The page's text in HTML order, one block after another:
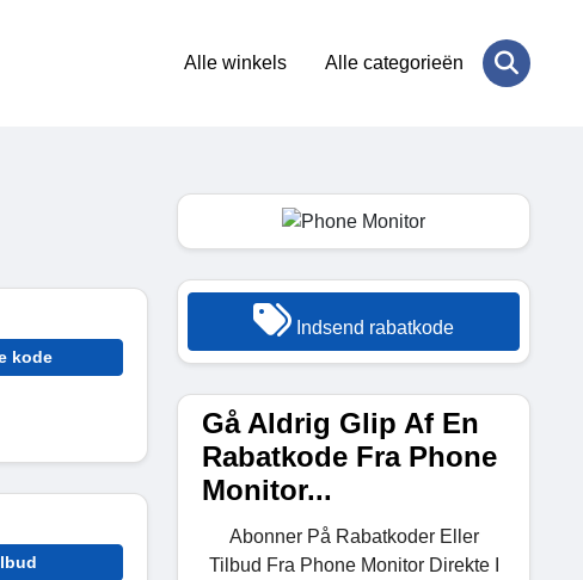
Alle winkels Alle categorieën
kode
Indsend rabatkode
Gå Aldrig Glip Af En
Rabatkode Fra Phone
Monitor...
Abonner På Rabatkoder Eller
Tilbud Fra Phone Monitor Direkte I